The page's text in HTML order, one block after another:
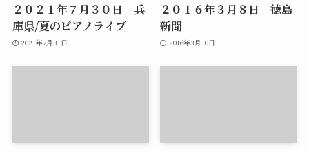
２０２１年７月３０日 兵
庫県/夏のピアノライブ
2021年7月31日
２０１６年３月８日 徳島
新聞
2016年3月10日